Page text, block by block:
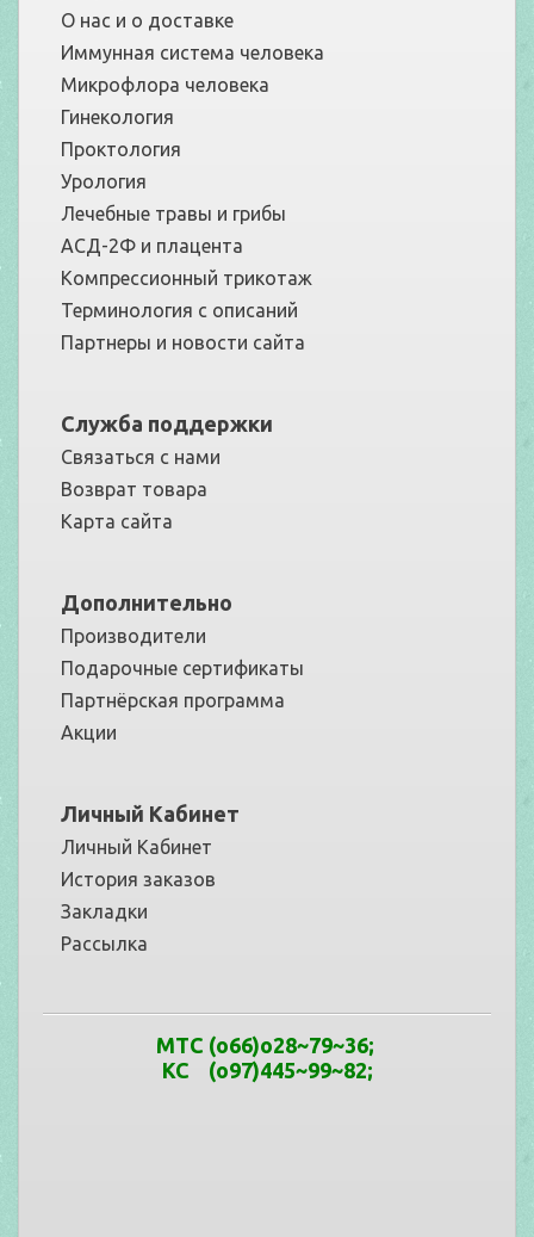
О нас и о доставке
Иммунная система человека
Микрофлора человека
Гинекология
Проктология
Урология
Лечебные травы и грибы
АСД-2Ф и плацента
Компрессионный трикотаж
Терминология с описаний
Партнеры и новости сайта
Служба поддержки
Связаться с нами
Возврат товара
Карта сайта
Дополнительно
Производители
Подарочные сертификаты
Партнёрская программа
Акции
Личный Кабинет
Личный Кабинет
История заказов
Закладки
Рассылка
МТС (o66)o28~79~36;
КС (o97)445~99~82;